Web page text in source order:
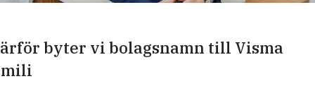
byter vi bolagsnamn till Visma